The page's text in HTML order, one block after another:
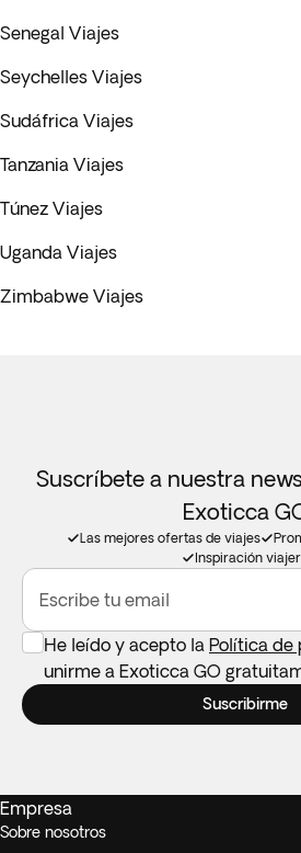
Senegal Viajes
Seychelles Viajes
Sudáfrica Viajes
Tanzania Viajes
Túnez Viajes
Uganda Viajes
Zimbabwe Viajes
Suscríbete a nuestra
Exoticca
Las mejores ofertas de viajes
Inspiración
Escribe tu email
He leído y acepto la Política de
unirme a Exoticca GO
Suscribirme
Empresa
Sobre nosotros